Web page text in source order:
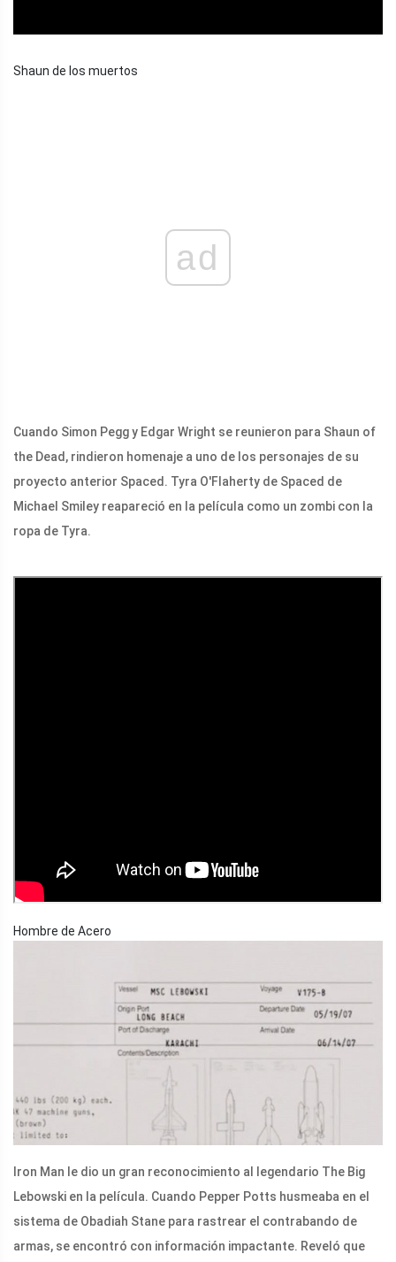
Shaun de los muertos
ad
Cuando Simon Pegg y Edgar Wright se reunieron para Shaun of
the Dead, rindieron homenaje a uno de los personajes de su
proyecto anterior Spaced. Tyra O'Flaherty de Spaced de
Michael Smiley reapareció en la película como un zombi con la
ropa de Tyra.
Hombre de Acero
Iron Man le dio un gran reconocimiento al legendario The Big
Lebowski en la película. Cuando Pepper Potts husmeaba en el
sistema de Obadiah Stane para rastrear el contrabando de
armas, se encontró con información impactante. Reveló que